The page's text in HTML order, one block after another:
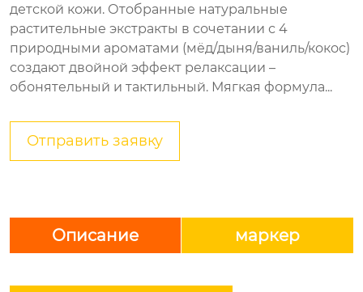
детской кожи. Отобранные натуральные
растительные экстракты в сочетании с 4
природными ароматами (мёд/дыня/ваниль/кокос)
создают двойной эффект релаксации –
обонятельный и тактильный. Мягкая формула...
Отправить заявку
Описание маркер